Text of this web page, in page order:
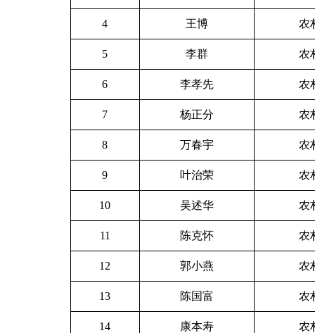
4 王博 农
5 李群 农
6 李孝先 农
7 杨正分 农
8 万春宇 农
9 叶治荣 农
10 吴述华 农
11 陈克怀 农
12 郭小燕 农
13 陈国富 农
14 康本寿 农